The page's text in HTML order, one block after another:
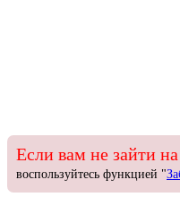
Если вам не зайти
воспользуйтесь функцией "